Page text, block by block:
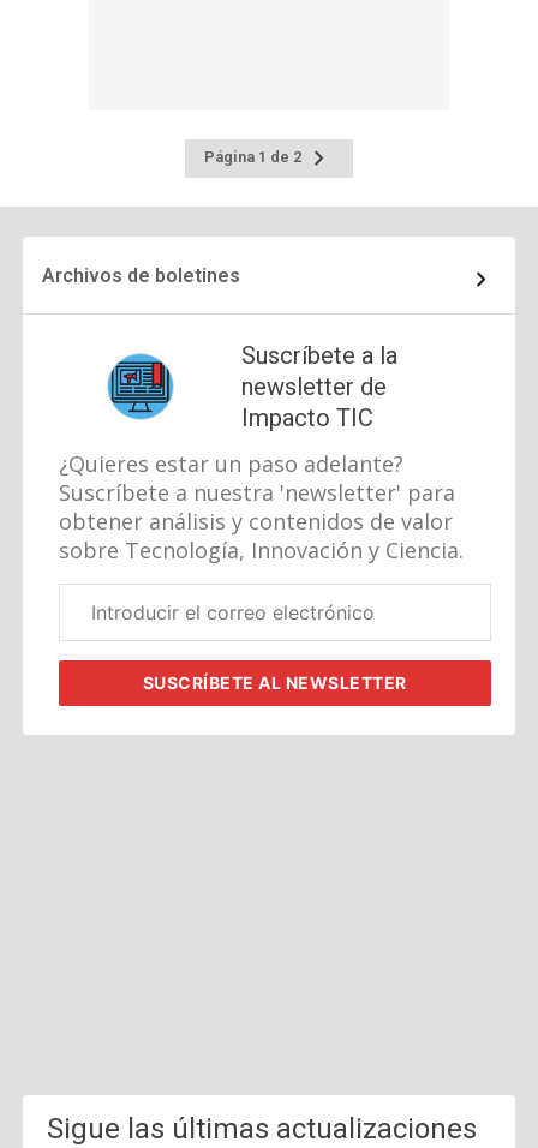
Página 1 de 2
Ir
a
Archivos de boletines
Suscríbete a la
newsletter de
Impacto TIC
¿Quieres estar un paso adelante?
Suscríbete a nuestra 'newsletter' para
obtener análisis y contenidos de valor
sobre Tecnología, Innovación y Ciencia.
electrónico
SUSCRÍBETEAL NEWSLETTER
Sigue las últimas actualizaciones